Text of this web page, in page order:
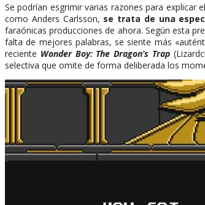
Se podrían esgrimir varias razones para
como Anders Carlsson, se trata de una
faraónicas producciones de ahora. Según esta
falta de mejores palabras, se siente más
reciente Wonder Boy: The Dragon’s Trap
selectiva que omite de forma deliberada los